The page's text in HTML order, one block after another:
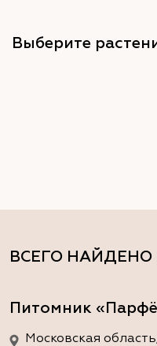
ВСЕГО НАЙДЕНО
Питомник
Московская
Выберите